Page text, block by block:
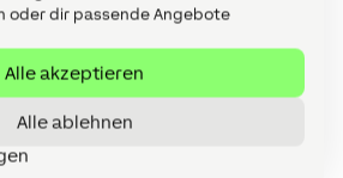
oder dir passende Angebote
Alle akzeptieren
Alle ablehnen
des Bausteins, im
der Status der Verbraucher
nicht zwingend
müssen, so kann dadurch der
und ermöglicht dem Baustein